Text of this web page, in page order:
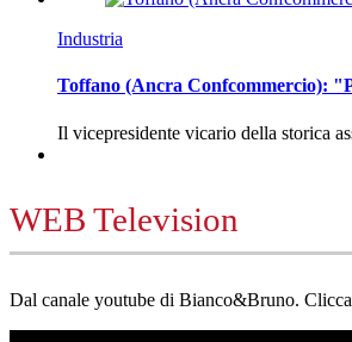
Industria
Toffano (Ancra Confcommercio):
Il vicepresidente vicario della storica
WEB Television
Dal canale youtube di Bianco&Bruno. Clicca